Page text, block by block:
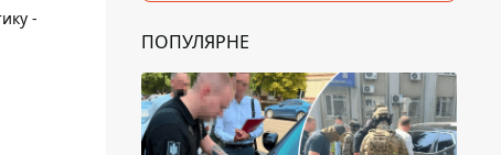
-
ПОПУЛЯРНЕ